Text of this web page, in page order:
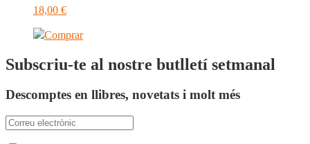
18,00 €
Comprar
Subscriu-te al nostre butlletí setmanal
Descomptes en llibres, novetats i molt més